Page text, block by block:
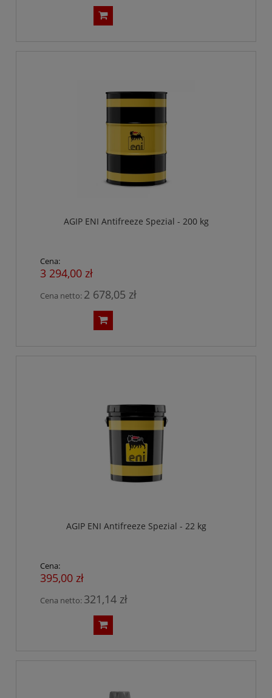
AGIP ENI Antifreeze Spezial - 200 kg
Cena:
3 294,00 zł
Cena netto: 2 678,05 zł
AGIP ENI Antifreeze Spezial - 22 kg
Cena:
395,00 zł
Cena netto: 321,14 zł